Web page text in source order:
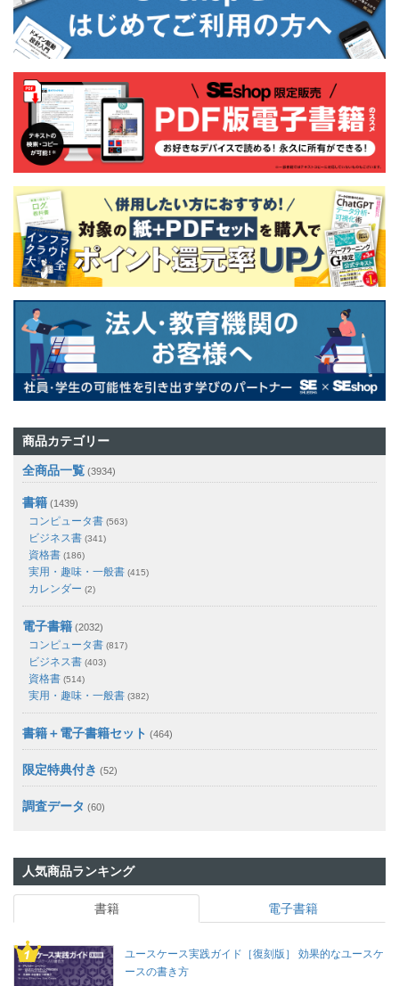
商品カテゴリー
全商品一覧 (3934)
書籍 (1439)
コンピュータ書 (563)
ビジネス書 (341)
資格書 (186)
実用・趣味・一般書 (415)
カレンダー (2)
電子書籍 (2032)
コンピュータ書 (817)
ビジネス書 (403)
資格書 (514)
実用・趣味・一般書 (382)
書籍＋電子書籍セット (464)
限定特典付き (52)
調査データ (60)
人気商品ランキング
書籍 電子書籍
ユースケース実践ガイド［復刻版］ 効果的なユースケ
ースの書き方